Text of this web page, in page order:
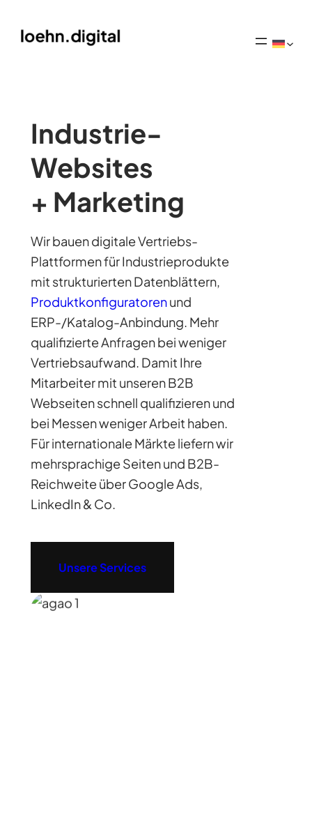
Industrie-
Websites
+ Marketing
Wir bauen digitale Vertriebs-
Plattformen für Industrieprodukte
mit strukturierten Datenblättern,
Produktkonfiguratorenund
ERP-/Katalog-Anbindung. Mehr
qualifizierte Anfragen bei weniger
Vertriebsaufwand. Damit Ihre
Mitarbeiter mit unseren B2B
Webseiten schnell qualifizieren und
bei Messen weniger Arbeit haben.
Für internationale Märkte liefern wir
mehrsprachige Seiten und B2B-
Reichweite über Google Ads,
LinkedIn & Co.
Unsere Services